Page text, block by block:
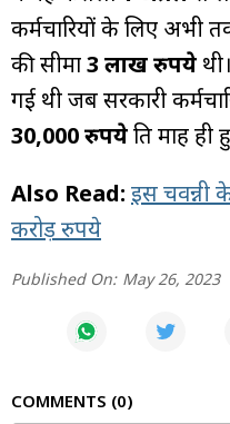
कर्मचारियों के लिए
की सीमा3 लाख रुपये
गई थी जब सरकारी
30,000 रुपयेप्रति माह
Also Read: इस चवन्नी
करोड़ रुपये
Published On: May 26, 2023
COMMENTS 0